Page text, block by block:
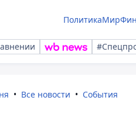
ПолитикаМир
Все новости События